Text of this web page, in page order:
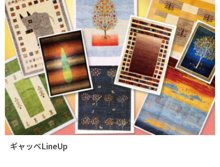
ギャッベLineUp